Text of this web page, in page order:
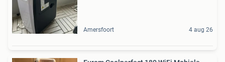
Amersfoort 4 aug 26